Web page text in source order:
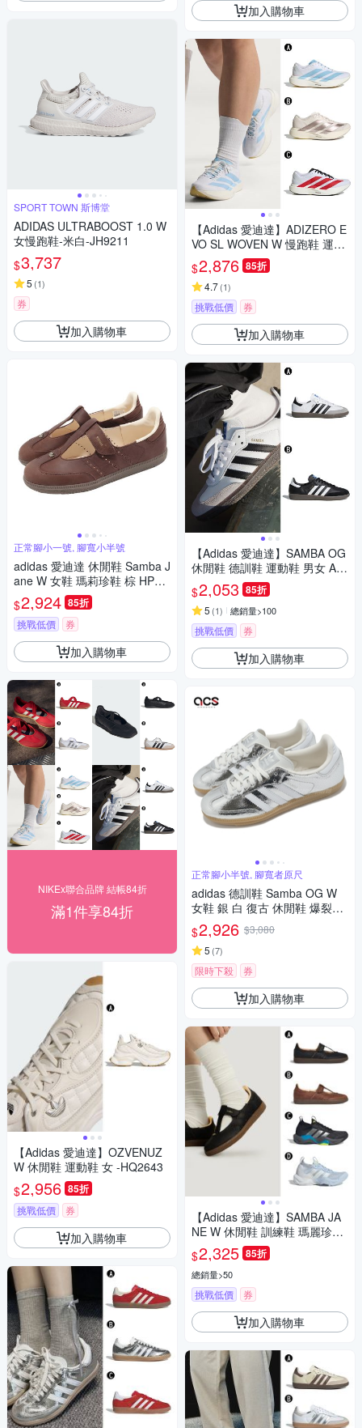
SPORT TOWN 斯博堂
ADIDAS ULTRABOOST 1.0 W
女慢跑鞋-米白-JH9211
$3,737
5 (1)
券
加入購物車
正常腳小一號, 腳寬小半號
adidas 愛迪達 休閒鞋 Samba J
ane W 女鞋 瑪莉珍鞋 棕 HP71
30
$2,924 85折
挑戰低價 券
加入購物車
NIKEx聯合品牌 結帳84折
滿1件享84折
【Adidas 愛迪達】OZVENUZ
W 休閒鞋 運動鞋 女 -HQ2643
$2,956 85折
挑戰低價 券
加入購物車
加入購物車
【Adidas 愛迪達】ADIZERO E
VO SL WOVEN W 慢跑鞋 運動
鞋 男女 A-JQ4526 B-KI6959
精選三款
$2,876 85折
4.7(1)
挑戰低價 券
加入購物車
【Adidas 愛迪達】SAMBA OG
休閒鞋 德訓鞋 運動鞋 男女 A-B
75806 B-B75807
$2,053 85折
5 (1) 總銷量>100
挑戰低價 券
加入購物車
正常腳小半號, 腳寬者原尺
adidas 德訓鞋 Samba OG W
女鞋 銀 白 復古 休閒鞋 爆裂紋
愛迪達 JR0035
$2,926 $3,080
5 (7)
限時下殺 券
加入購物車
【Adidas 愛迪達】SAMBA JA
NE W 休閒鞋 訓練鞋 瑪麗珍鞋
運動鞋 男女 A-KJ3970 B-HP71
30 精選四款
$2,325 85折
總銷量>50
挑戰低價 券
加入購物車